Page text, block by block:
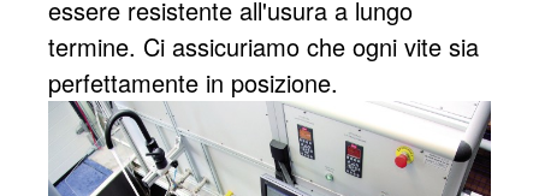
essere resistente all'usura a lungo
termine. Ci assicuriamo che ogni vite sia
perfettamente in posizione.